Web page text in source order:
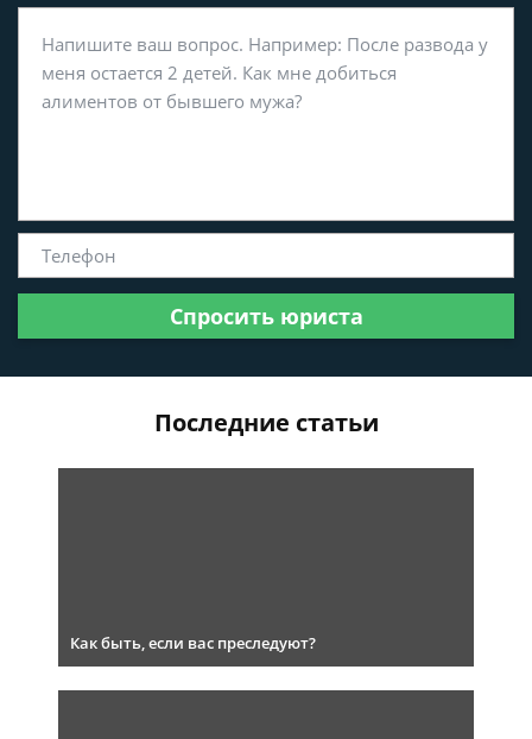
Спросить юриста
Последние статьи
Как быть, если вас преследуют?